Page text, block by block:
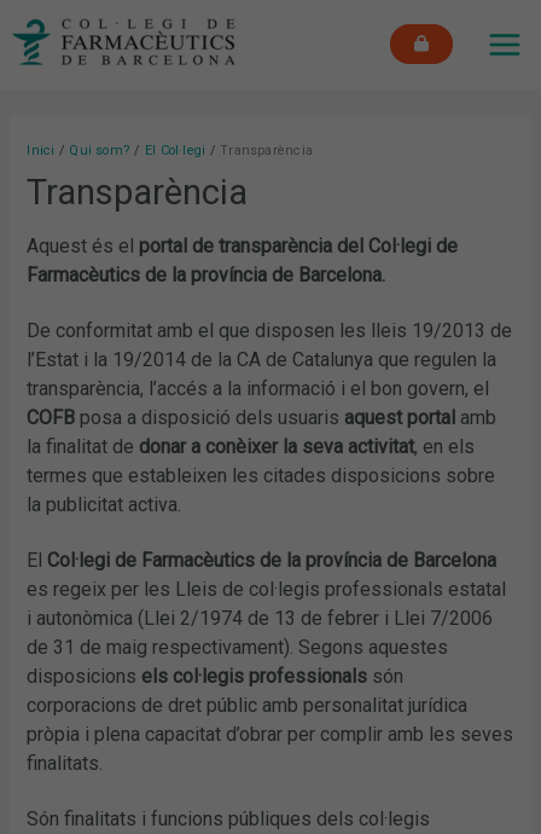
Inici Qui som? El Col·legi Transparència
Transparència
Aquest és el portal de transparència del Col·legi de
Farmacèutics de la província de Barcelona.
De conformitat amb el que disposen les lleis 19/2013 de
l’Estat i la 19/2014 de la CA de Catalunya que regulen la
transparència, l’accés a la informació i el bon govern, el
COFB posa a disposició dels usuaris aquest portal amb
la finalitat de donar a conèixer la seva activitat, en els
termes que estableixen les citades disposicions sobre
la publicitat activa.
El Col·legi de Farmacèutics de la província de Barcelona
es regeix per les Lleis de col·legis professionals estatal
i autonòmica (Llei 2/1974 de 13 de febrer i Llei 7/2006
de 31 de maig respectivament). Segons aquestes
disposicions els col·legis professionals són
corporacions de dret públic amb personalitat jurídica
pròpia i plena capacitat d’obrar per complir amb les seves
finalitats.
Són finalitats i funcions públiques dels col·legis